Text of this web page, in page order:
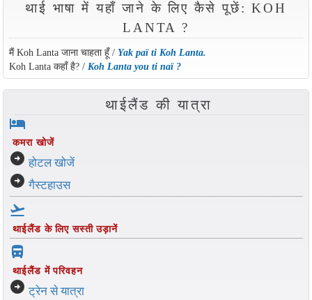
थाई भाषा में यहाँ जाने के लिए कैसे पूछें: KOH
LANTA ?
मैं Koh Lanta जाना चाहता हूँ / Yak paï ti Koh Lanta.
Koh Lanta कहाँ है? / Koh Lanta you ti naï ?
थाईलैंड की यात्रा
hotel
कमरा खोजें
arrow_circle_right होटल खोजें
arrow_circle_right गैस्टहाउस
flight_takeoff
थाईलैंड के लिए सस्ती उड़ानें
directions_bus_filled
थाईलैंड में परिवहन
arrow_circle_right ट्रेन से यात्रा